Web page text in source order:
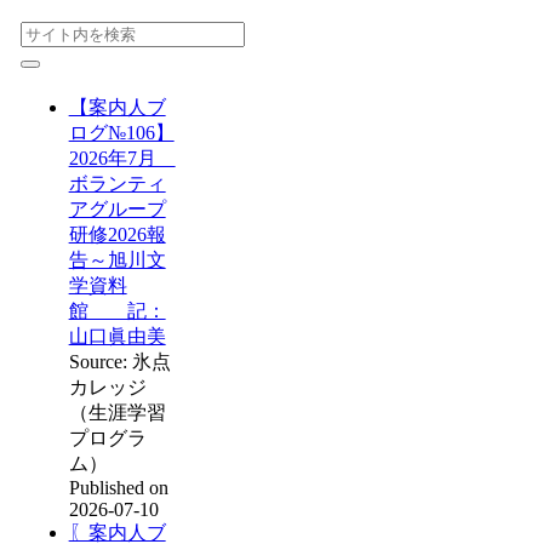
【案内人ブ
ログ№106】
2026年7月
ボランティ
アグループ
研修2026報
告～旭川文
学資料
館 記：
山口眞由美
Source: 氷点
カレッジ
（生涯学習
プログラ
ム）
Published on
2026-07-10
〖案内人ブ